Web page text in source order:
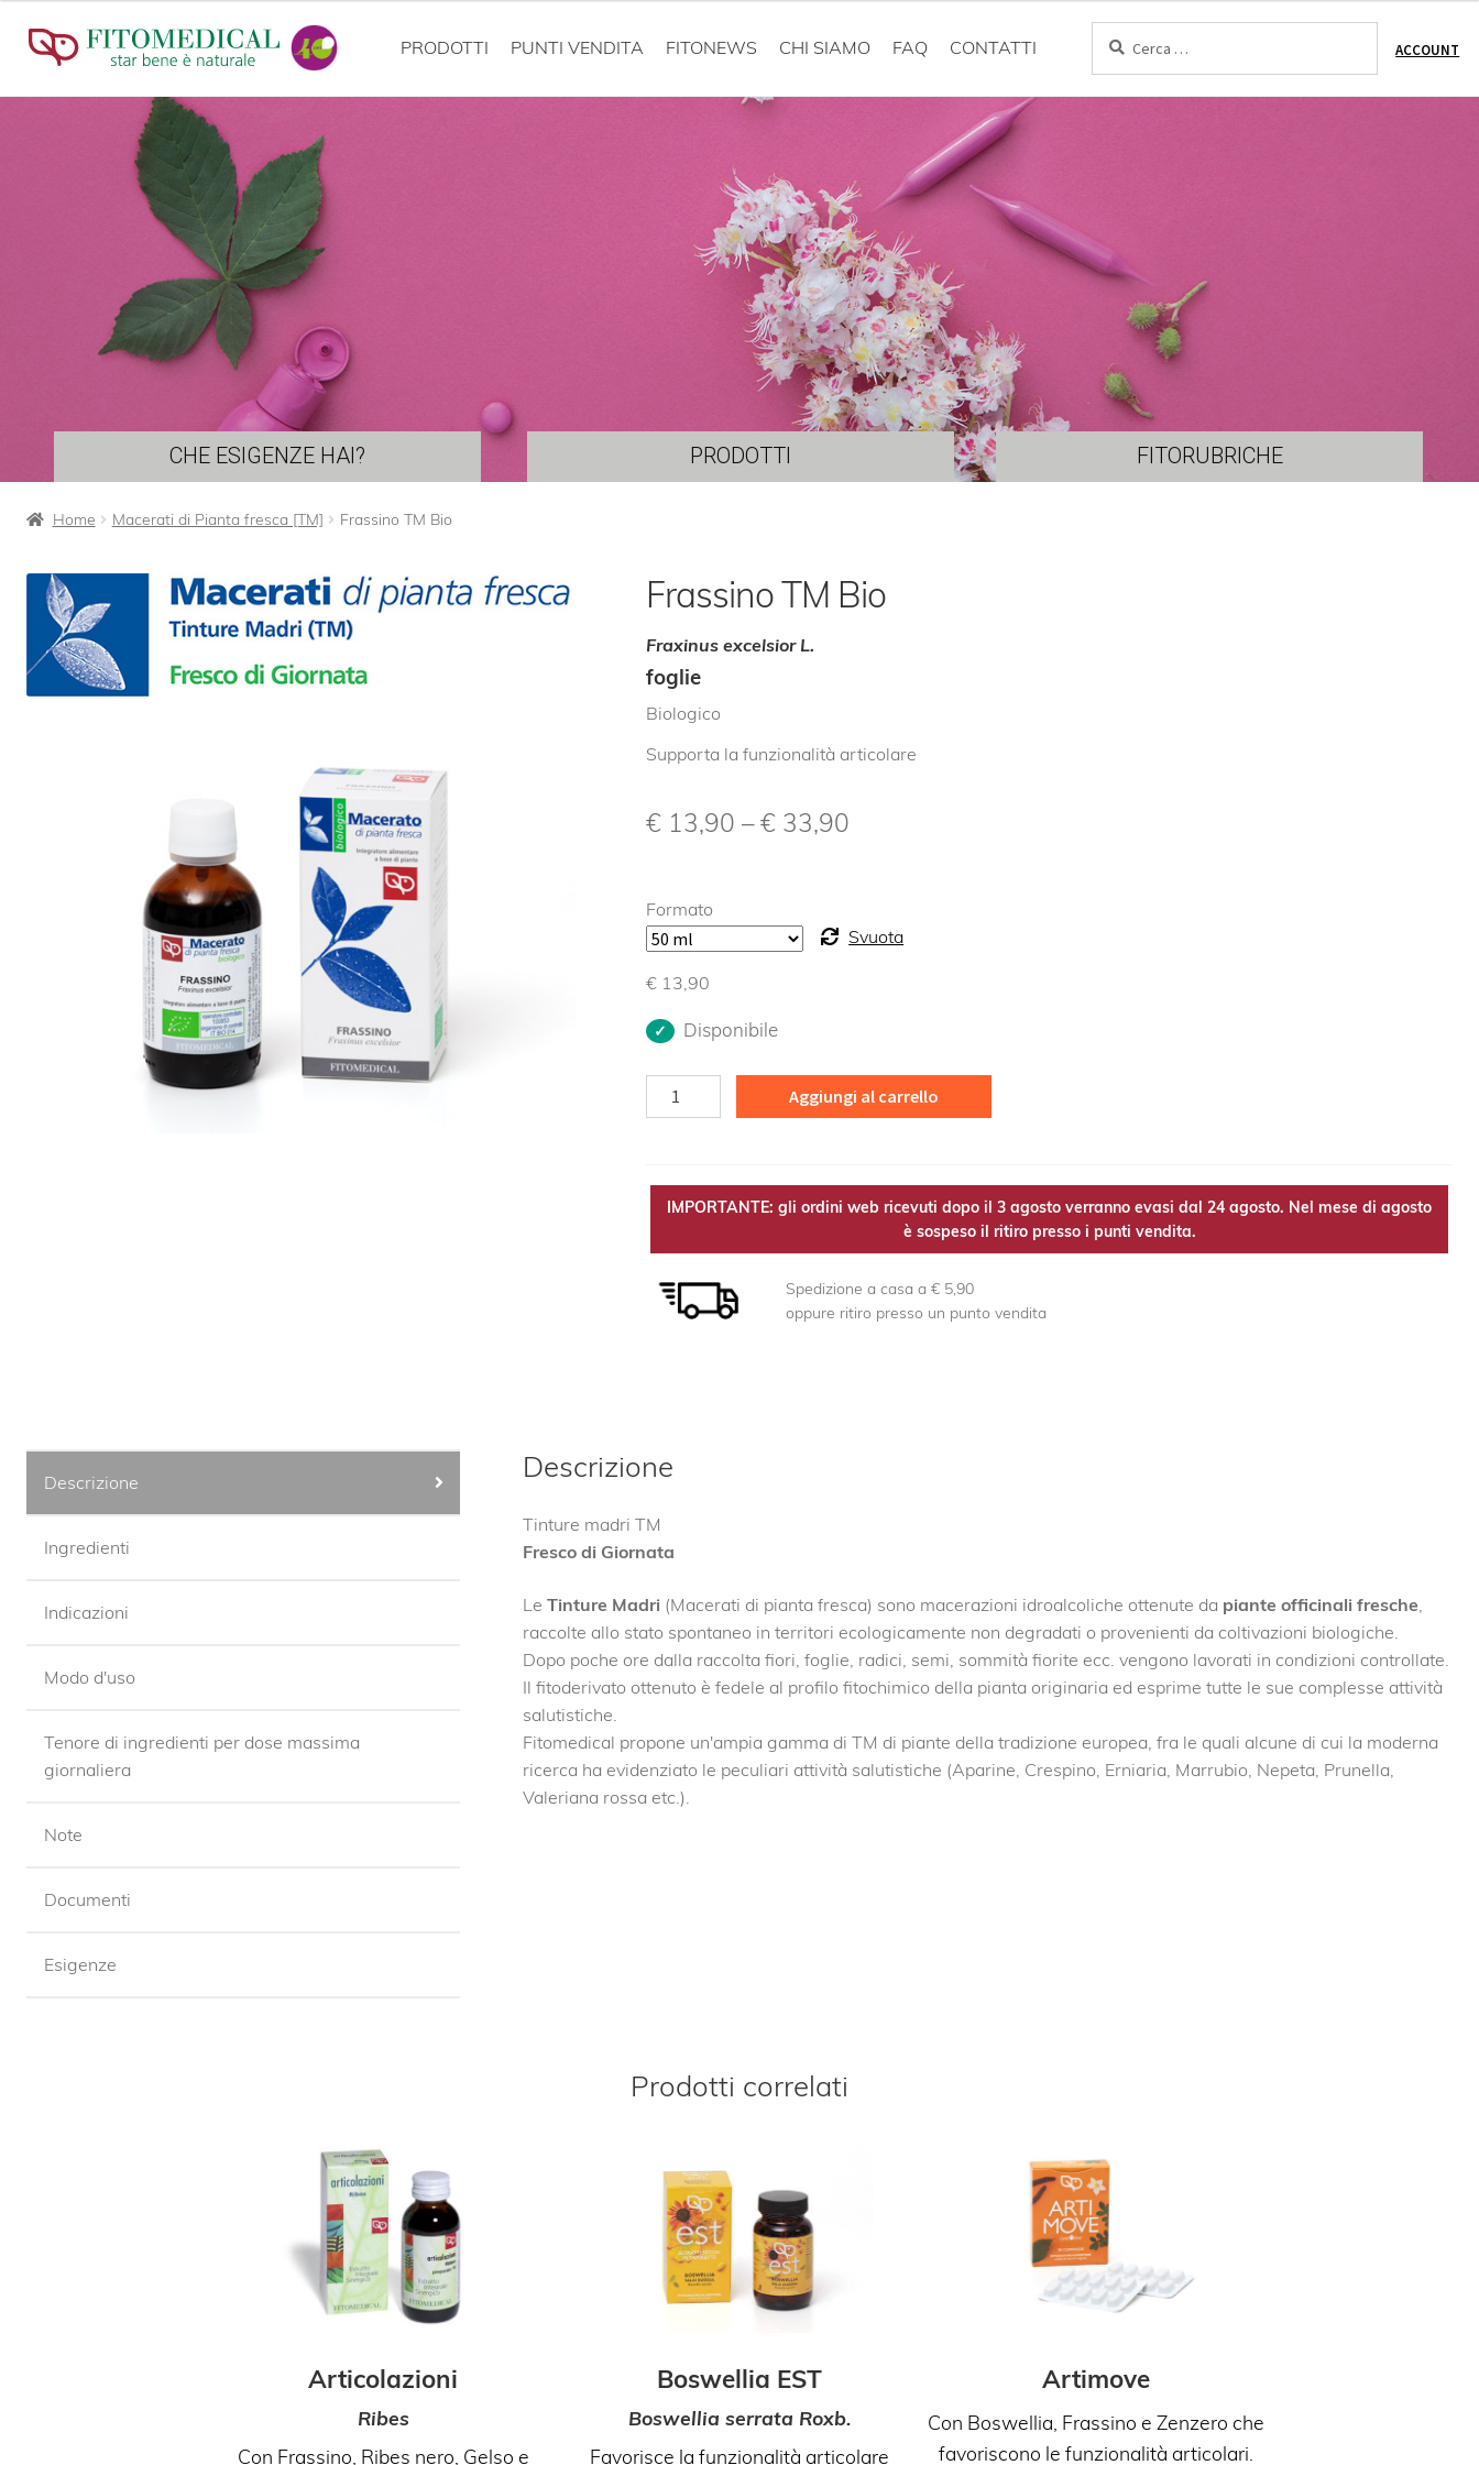
PRODOTTI PUNTI VENDITA FITONEWS CHI SIAMO FAQ CONTATTI ACCOUNT
CHE ESIGENZE HAI? FITORUBRICHE
PRODOTTI
Home Macerati di Pianta fresca [TM] Frassino TM Bio
Frassino TM Bio
Fraxinus excelsior L.
foglie
Biologico
Supporta la funzionalità articolare
€ 13,90 –€ 33,90
Formato
Svuota
€ 13,90
Disponibile
Frassino
TM
Aggiungi al carrello
IMPORTANTE: gli ordini web ricevuti dopo il 3 agosto verranno evasi dal 24 agosto. Nel mese di agosto
è sospeso il ritiro presso i punti vendita.
Spedizione a casa a € 5,90
oppure ritiro presso un punto vendita
Descrizione
Ingredienti
Indicazioni
Modo d'uso
Tenore di ingredienti per dose massima
giornaliera
Note
Documenti
Esigenze
Descrizione
Tinture madri TM
Fresco di Giornata
Le Tinture Madri(Macerati di pianta fresca) sono macerazioni idroalcoliche ottenute da piante officinali fresche,
raccolte allo stato spontaneo in territori ecologicamente non degradati o provenienti da coltivazioni biologiche.
Dopo poche ore dalla raccolta fiori, foglie, radici, semi, sommità fiorite ecc. vengono lavorati in condizioni controllate.
Il fitoderivato ottenuto è fedele al profilo fitochimico della pianta originaria ed esprime tutte le sue complesse attività
salutistiche.
Fitomedical propone un'ampia gamma di TM di piante della tradizione europea, fra le quali alcune di cui la moderna
ricerca ha evidenziato le peculiari attività salutistiche (Aparine, Crespino, Erniaria, Marrubio, Nepeta, Prunella,
Valeriana rossa etc.).
Prodotti correlati
Articolazioni
Ribes
Con Frassino, Ribes nero, Gelso e
Boswellia EST
Boswellia serrata Roxb.
Favorisce la funzionalità articolare
Artimove
Con Boswellia, Frassino e Zenzero che
favoriscono le funzionalità articolari.